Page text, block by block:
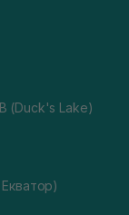
(Duck's Lake)